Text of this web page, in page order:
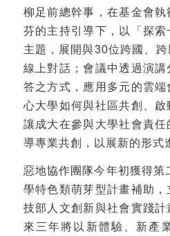
柳足前總幹事，在基金會
芬的主持引導下，以「探
主題，展開與30位跨國、
線上對話；會議中透過演
答之方式，應用多元的雲
心大學如何與社區共創、
讓成大在參與大學社會責任
導專業共創，以展新的形式
惡地協作團隊今年初獲得
學特色類萌芽型計畫補助
技部人文創新與社會實踐
來三年將以新體驗、新產